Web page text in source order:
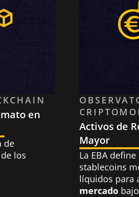
en
de
los
Activos de
Mayor
La EBA
stablecoins
líquidos para
mercado